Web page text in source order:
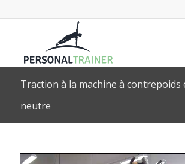
Traction à la machine à contrepoids
neutre